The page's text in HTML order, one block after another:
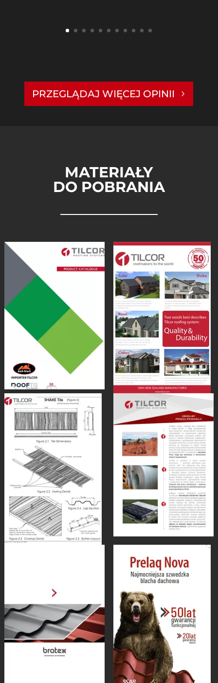
PRZEGLĄDAJ WIĘCEJ OPINII
MATERIAŁY
DO POBRANIA